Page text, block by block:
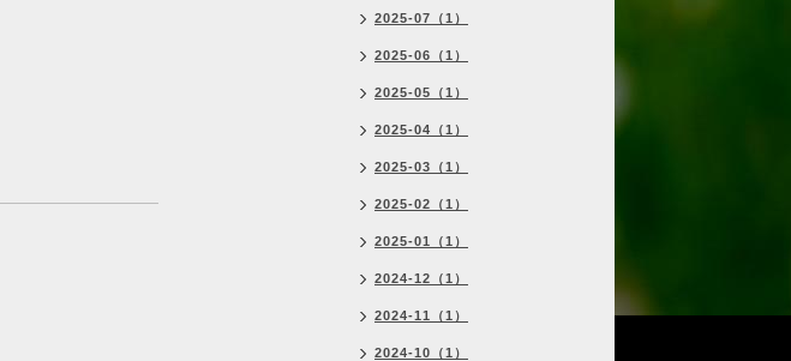
2025-07（1）
2025-06（1）
2025-05（1）
2025-04（1）
2025-03（1）
2025-02（1）
2025-01（1）
2024-12（1）
2024-11（1）
2024-10（1）